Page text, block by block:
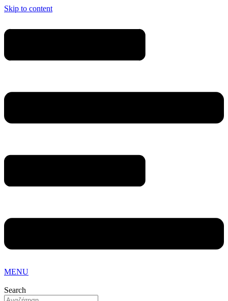
Skip to content
MENU
Search